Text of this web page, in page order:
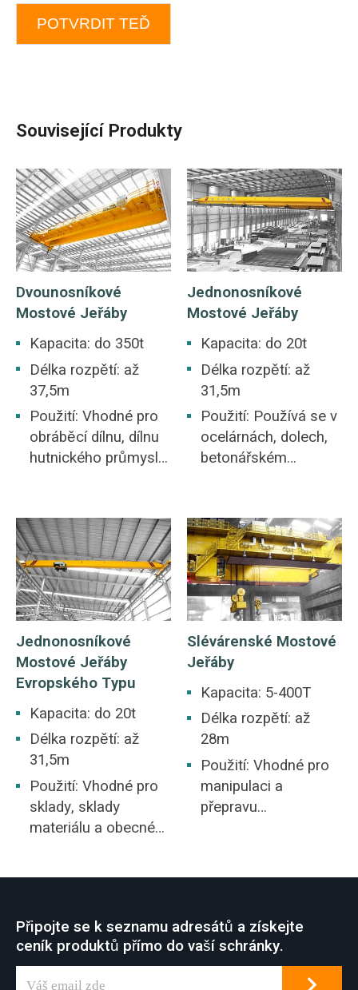
POTVRDIT TEĎ
Související Produkty
Dvounosníkové
Mostové Jeřáby
Kapacita: do 350t
Délka rozpětí: až
37,5m
Použití: Vhodné pro
obráběcí dílnu, dílnu
hutnického průmyslu,
lehkého a textilního
průmyslu, dílnu
potravinářského
průmyslu.
Jednonosníkové
Mostové Jeřáby
Kapacita: do 20t
Délka rozpětí: až
31,5m
Použití: Používá se v
ocelárnách, dolech,
betonářském
a stavbách lodí atd.
mostový jeřáb,
společný rys mnoha
průmyslových
pracovišť sloužících
různým aplikacím
zdvihání.
Jednonosníkové
Mostové Jeřáby
Evropského Typu
Kapacita: do 20t
Délka rozpětí: až
31,5m
Použití: Vhodné pro
sklady, sklady
materiálu a obecné
Slévárenské Mostové
Jeřáby
Kapacita: 5-400T
Délka rozpětí: až
28m
Použití: Vhodné pro
manipulaci a
přepravu
Připojte se k seznamu adresátů a získejte
ceník produktů přímo do vaší schránky.